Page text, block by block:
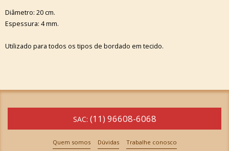
Diâmetro: 20 cm.
Espessura: 4 mm.
Utilizado para todos os tipos de bordado em tecido.
SAC: (11) 96608-6068
Quem somos Dúvidas Trabalhe conosco